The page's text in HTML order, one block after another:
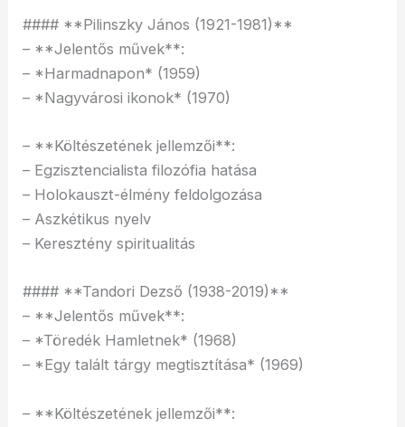
#### **Pilinszky János (1921-1981)**
– **Jelentős művek**:
– *Harmadnapon* (1959)
– *Nagyvárosi ikonok* (1970)
– **Költészetének jellemzői**:
– Egzisztencialista filozófia hatása
– Holokauszt-élmény feldolgozása
– Aszkétikus nyelv
– Keresztény spiritualitás
#### **Tandori Dezső (1938-2019)**
– **Jelentős művek**:
– *Töredék Hamletnek* (1968)
– *Egy talált tárgy megtisztítása* (1969)
– **Költészetének jellemzői**: